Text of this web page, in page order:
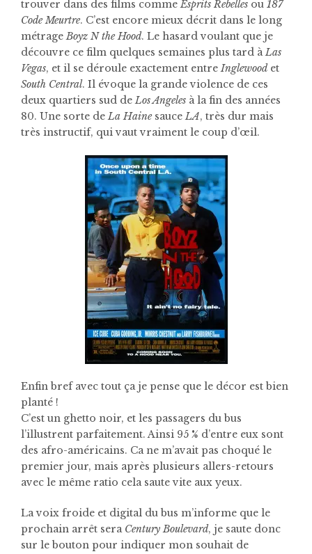
trouver dans des films commeEsprits Rebelles ou 187
Code Meurtre. C’est encore mieux décrit dans le long
métrageBoyz N the Hood. Le hasard voulant que je
découvre ce film quelques semaines plus tard àLas
Vegas, et il se déroule exactement entreInglewoodet
South Central. Il évoque la grande violence de ces
deux quartiers sud deLos Angeles à la fin des années
80. Une sorte deLa HainesauceLA, très dur mais
très instructif, qui vaut vraiment le coup d’œil.
Enfin bref avec tout ça je pense que le décor est bien
planté !
C’est un ghetto noir, et les passagers du bus
l’illustrent parfaitement. Ainsi 95 % d’entre eux sont
des afro-américains. Ca ne m’avait pas choqué le
premier jour, mais après plusieurs allers-retours
avec le même ratio cela saute vite aux yeux.
La voix froide et digital du bus m’informe que le
prochain arrêt sera Century Boulevard, je saute donc
sur le bouton pour indiquer mon souhait de